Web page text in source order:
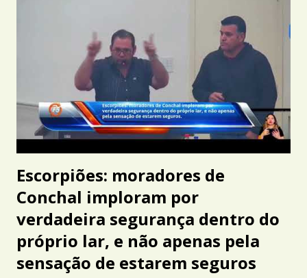
Escorpiões: moradores de
Conchal imploram por
verdadeira segurança dentro do
próprio lar, e não apenas pela
sensação de estarem seguros